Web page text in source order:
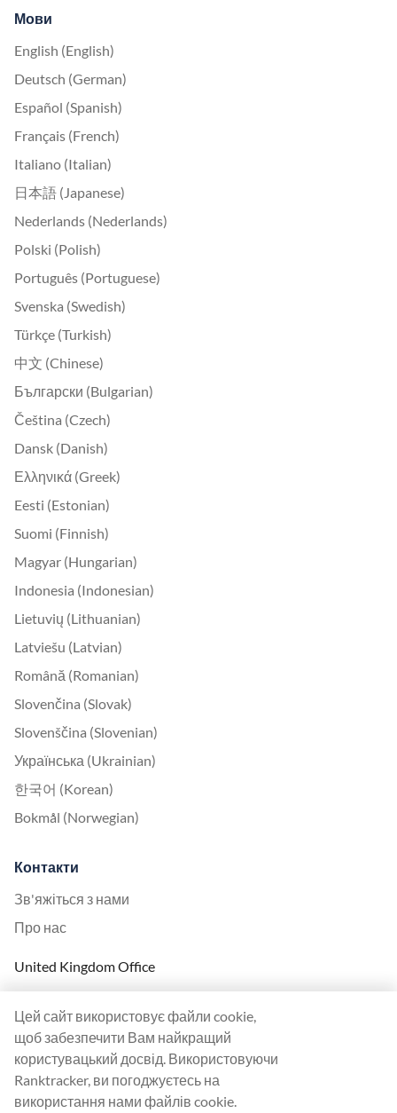
Мови
English (English)
Deutsch (German)
Español (Spanish)
Français (French)
Italiano (Italian)
日本語 (Japanese)
Nederlands (Nederlands)
Polski (Polish)
Português (Portuguese)
Svenska (Swedish)
Türkçe (Turkish)
中文 (Chinese)
Български (Bulgarian)
Čeština (Czech)
Dansk (Danish)
Ελληνικά (Greek)
Eesti (Estonian)
Suomi (Finnish)
Magyar (Hungarian)
Indonesia (Indonesian)
Lietuvių (Lithuanian)
Latviešu (Latvian)
Română (Romanian)
Slovenčina (Slovak)
Slovenščina (Slovenian)
Українська (Ukrainian)
한국어 (Korean)
Bokmål (Norwegian)
Контакти
Зв'яжіться з нами
Про нас
United Kingdom Office
144A Clerkenwell Rd
London, EC1R 5DF
Company No: 08820809
felix@ranktracker.com
Цей сайт використовує файли cookie,
щоб забезпечити Вам найкращий
користувацький досвід. Використовуючи
Ranktracker, ви погоджуєтесь на
використання нами файлів cookie.